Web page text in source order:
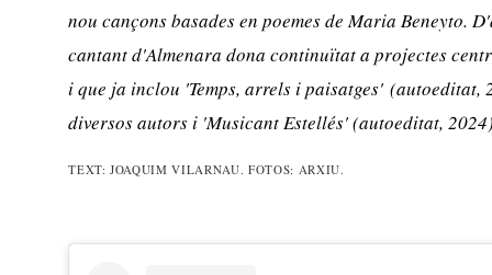
nou cançons basades en poemes de Maria Beneyto.
cantant d'Almenara dona continuïtat a projectes
i que ja inclou 'Temps, arrels i paisatges'(autoeditat,
diversos autors i 'Musicant Estellés' (autoeditat,
TEXT: JOAQUIM VILARNAU. FOTOS: ARXIU.